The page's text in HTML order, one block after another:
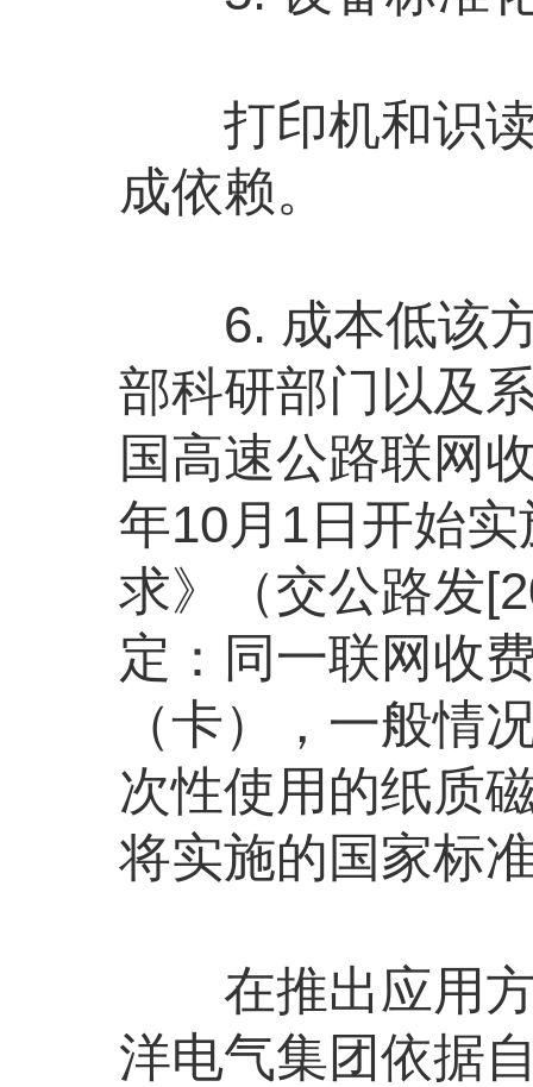
打印机和识读
成依赖。
6. 成本低该方
部科研部门以及
国高速公路联网
年10月1日开始
求》（交公路发
定：同一联网收
（卡），一般情
次性使用的纸质
将实施的国家标
在推出应用方
洋电气集团依据